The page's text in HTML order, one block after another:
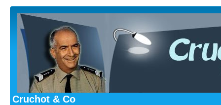
Cruchot & Co